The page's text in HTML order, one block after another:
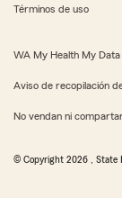
Términos de uso
WA My Health My
Aviso de recopilación
No vendan ni
© Copyright 2026 , State